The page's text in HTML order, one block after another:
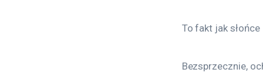
To fakt jak
Bezsprzecznie,